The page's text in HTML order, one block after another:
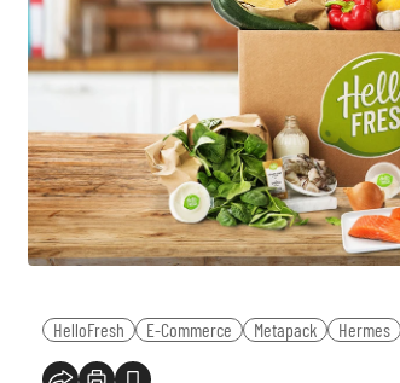
HelloFresh E-Commerce Metapack Hermes